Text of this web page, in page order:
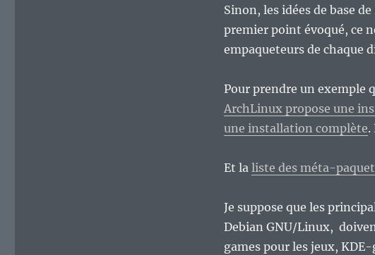
Sinon, les idées de base
premier point évoqué, ce
empaqueteurs de chaque
Pour prendre un exemple
ArchLinux propose une
une installation complète.
Et la liste des méta-
Je suppose que les
Debian GNU/Linux,
games pour les jeux,